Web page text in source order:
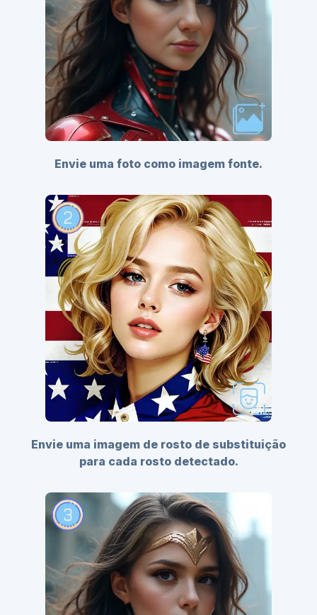
Envie uma foto como imagem fonte.
Envie uma imagem de rosto de substituição
para cada rosto detectado.